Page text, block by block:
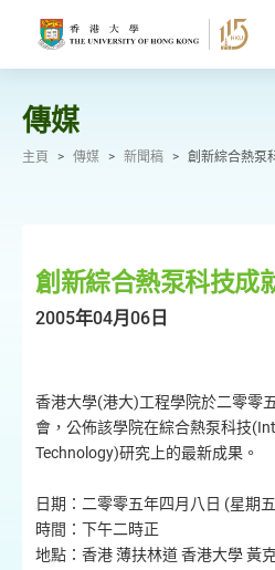
傳媒
主頁 > 傳媒 > 新聞稿 > 創新綜合熱泵
創新綜合熱泵科技成
2005年04月06日
香港大學(港大)工程學院於二零零
會，公佈該學院在綜合熱泵科技
Technology)研究上的最新成果。
日期：二零零五年四月八日 (星期
時間：下午二時正
地點：香港 薄扶林道 香港大學 黃